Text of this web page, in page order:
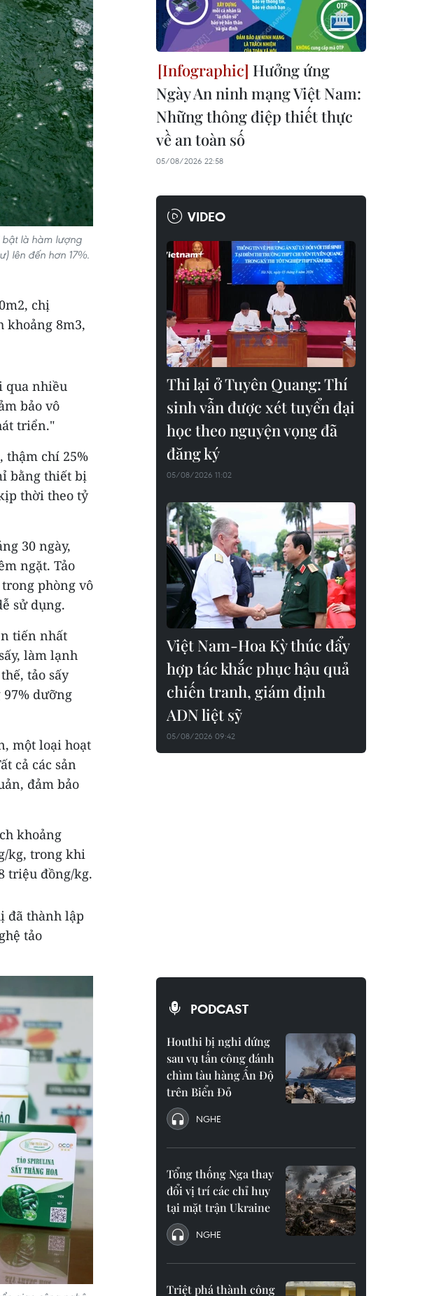
bật là hàm lượng
lên đến hơn 17%.
chị
khoảng 8m3,
qua nhiều
bảo vô
triển."
thậm chí 25%
bằng thiết bị
thời theo tỷ
30 ngày,
ngặt. Tảo
phòng vô
sử dụng.
tiến nhất
làm lạnh
tảo sấy
dưỡng
một loại hoạt
cả các sản
đảm bảo
khoảng
kg, trong khi
triệu đồng/kg.
đã thành lập
tảo
Hưởng ứng
Ngày An ninh mạng Việt Nam:
Những thông điệp thiết thực
về an toàn số
05/08/2026 22:58
VIDEO
Thi lại ở Tuyên Quang: Thí
sinh vẫn được xét tuyển đại
học theo nguyện vọng đã
đăng ký
05/08/2026 11:02
Việt Nam-Hoa Kỳ thúc đẩy
hợp tác khắc phục hậu quả
chiến tranh, giám định
ADN liệt sỹ
05/08/2026 09:42
PODCAST
Houthi bị nghi đứng
sau vụ tấn công đánh
chìm tàu hàng Ấn Độ
trên Biển Đỏ
NGHE
Tổng thống Nga thay
đổi vị trí các chỉ huy
tại mặt trận Ukraine
NGHE
Triệt phá thành công